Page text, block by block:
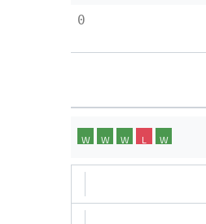
0
W
L
W
W
W